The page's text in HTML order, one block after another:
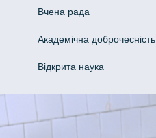
Вчена рада
Академічна доброчесність
Відкрита наука